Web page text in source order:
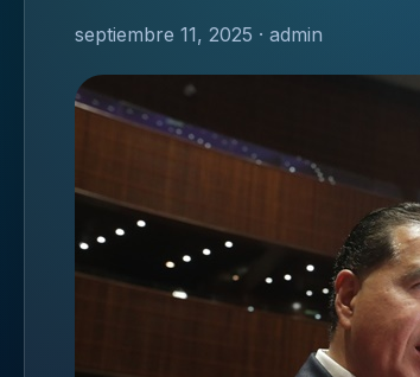
septiembre 11, 2025 · admin